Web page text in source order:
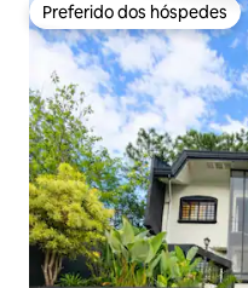
Preferido dos hóspedes
Preferido dos hóspedes